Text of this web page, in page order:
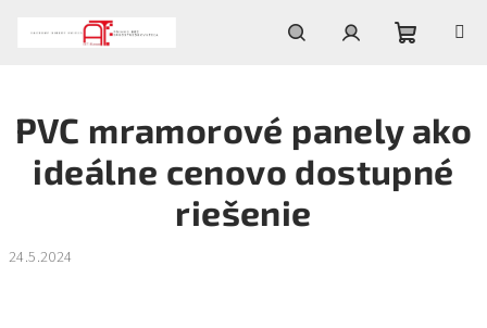
košík
PVC mramorové panely ako
ideálne cenovo dostupné
riešenie
24.5.2024